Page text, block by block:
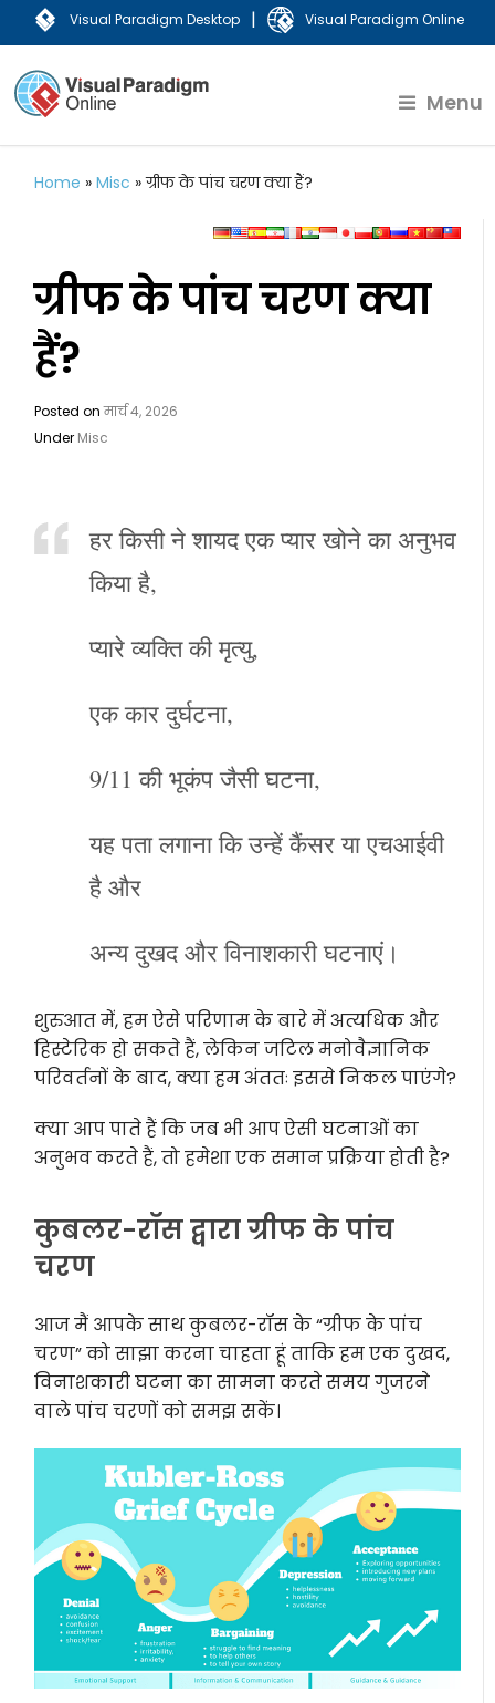
Visual Paradigm Desktop | Visual Paradigm Online
Menu
Home »Misc »ग्रीफ के पांच चरण क्या हैं?
ग्रीफ के पांच चरण क्या
हैं?
Posted onमार्च 4, 2026
Under Misc
हर किसी ने शायद एक प्यार खोने का अनुभव
किया है,
प्यारे व्यक्ति की मृत्यु,
एक कार दुर्घटना,
9/11 की भूकंप जैसी घटना,
यह पता लगाना कि उन्हें कैंसर या एचआईवी
है और
अन्य दुखद और विनाशकारी घटनाएं।
शुरुआत में, हम ऐसे परिणाम के बारे में अत्यधिक और
हिस्टेरिक हो सकते हैं, लेकिन जटिल मनोवैज्ञानिक
परिवर्तनों के बाद, क्या हम अंततः इससे निकल पाएंगे?
क्या आप पाते हैं कि जब भी आप ऐसी घटनाओं का
अनुभव करते हैं, तो हमेशा एक समान प्रक्रिया होती है?
कुबलर-रॉस द्वारा ग्रीफ के पांच
चरण
आज मैं आपके साथ कुबलर-रॉस के “ग्रीफ के पांच
चरण” को साझा करना चाहता हूं ताकि हम एक दुखद,
विनाशकारी घटना का सामना करते समय गुजरने
वाले पांच चरणों को समझ सकें।